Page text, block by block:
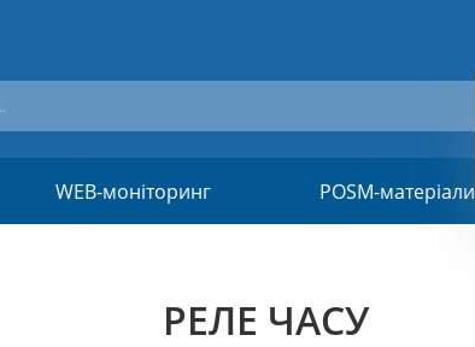
WEB-моніторинг POSM-матеріали
РЕЛЕ ЧАСУ